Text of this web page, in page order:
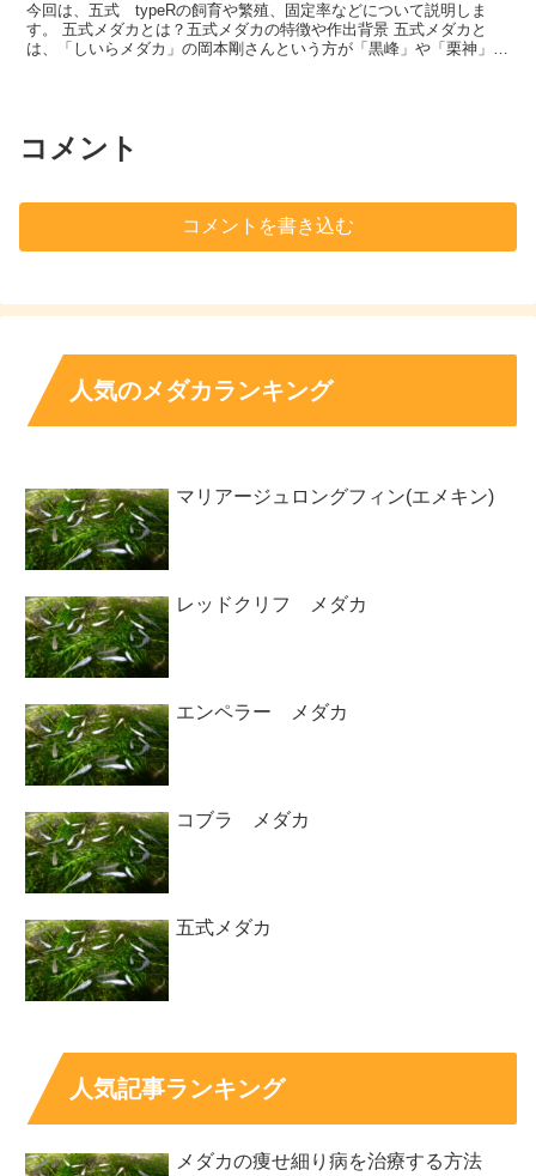
今回は、五式 typeRの飼育や繁殖、固定率などについて説明しま
す。 五式メダカとは？五式メダカの特徴や作出背景 五式メダカと
は、「しいらメダカ」の岡本剛さんという方が「黒峰」や「栗神」な
コメント
コメントを書き込む
人気のメダカランキング
マリアージュロングフィン(エメキン)
レッドクリフ メダカ
エンペラー メダカ
コブラ メダカ
五式メダカ
人気記事ランキング
メダカの痩せ細り病を治療する方法